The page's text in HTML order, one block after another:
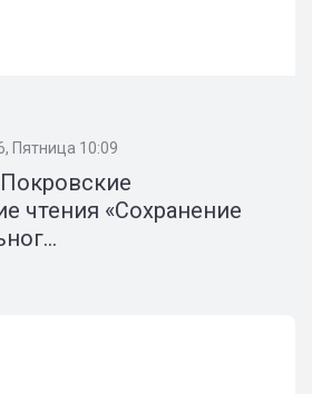
Пятница 10:09
чтения «Сохранение